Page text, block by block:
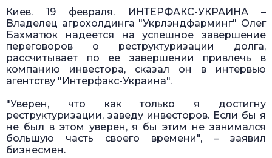
Киев. 19 февраля. ИНТЕРФАКС-УКРАИНА –
Владелец агрохолдинга "Укрлэндфарминг" Олег
Бахматюк надеется на успешное завершение
переговоров о реструктуризации долга,
рассчитывает по ее завершении привлечь в
компанию инвестора, сказал он в интервью
агентству "Интерфакс-Украина".
"Уверен, что как только я достигну
реструктуризации, заведу инвесторов. Если бы я
не был в этом уверен, я бы этим не занимался
большую часть своего времени", – заявил
бизнесмен.